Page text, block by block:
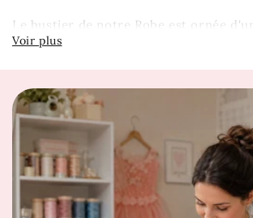
Le bustier de notre Robe est ornée
dentelle. Cette Robe Princesse Adulte
apprêtez lors de grandes occasions.
Description
Robe de couleur turquoise
Matière : tulle et polyester
Dos nu